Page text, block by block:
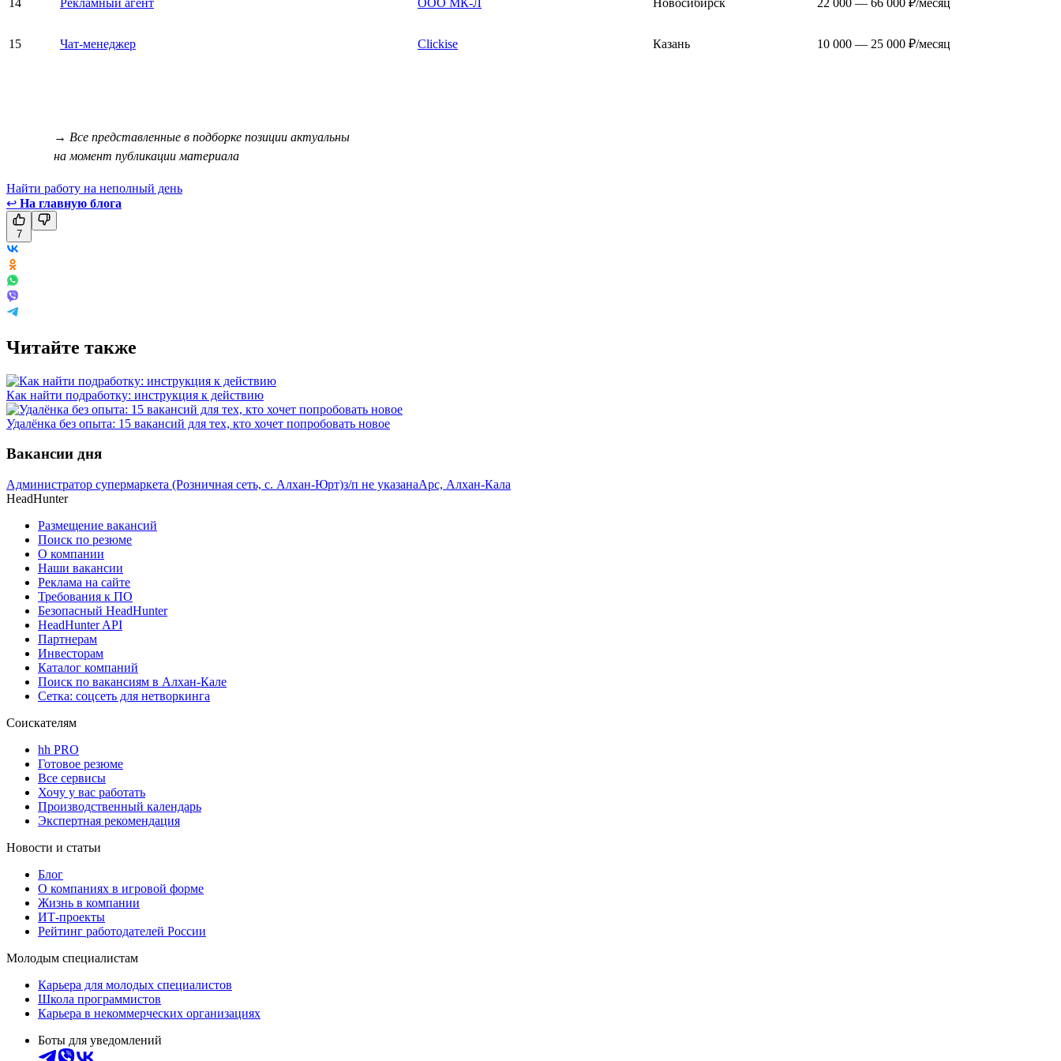
15 Чат-менеджер Clickise Казань 10 000 — 25 000 ₽/месяц
→ Все представленные в подборке позиции актуальны
на момент публикации материала
Найти работу на неполный день
↩ На главную блога
7
Читайте также
Как найти подработку: инструкция к действию
Удалёнка без опыта: 15 вакансий для тех, кто хочет попробовать новое
Вакансии дня
Администратор супермаркета (Розничная сеть, с. Алхан-Юрт)з/п не указанаАрс, Алхан-Кала
HeadHunter
Размещение вакансий
Поиск по резюме
О компании
Наши вакансии
Реклама на сайте
Требования к ПО
Безопасный HeadHunter
HeadHunter API
Партнерам
Инвесторам
Каталог компаний
Поиск по вакансиям в Алхан-Кале
Сетка: соцсеть для нетворкинга
Соискателям
hh PRO
Готовое резюме
Все сервисы
Хочу у вас работать
Производственный календарь
Экспертная рекомендация
Новости и статьи
Блог
О компаниях в игровой форме
Жизнь в компании
ИТ-проекты
Рейтинг работодателей России
Молодым специалистам
Карьера для молодых специалистов
Школа программистов
Карьера в некоммерческих организациях
Боты для уведомлений